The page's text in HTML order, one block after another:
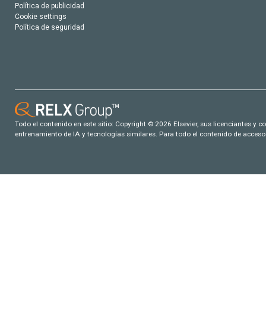
Política de publicidad
Cookie settings
Política de seguridad
Todo el contenido en este sitio: Copyright © 2026 Elsevier, sus licenciantes y
entrenamiento de IA y tecnologías similares. Para todo el contenido de